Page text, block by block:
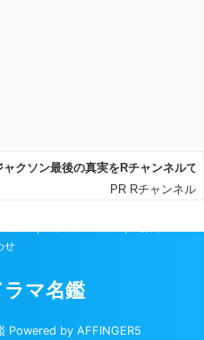
せ
マ名鑑
Powered by AFFINGER5